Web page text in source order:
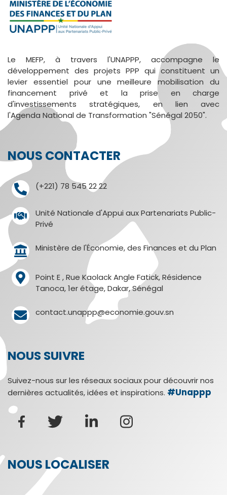
Le MEFP, à travers l'UNAPPP, accompagne le
développement des projets PPP qui constituent un
levier essentiel pour une meilleure mobilisation du
financement privé et la prise en charge
d'investissements stratégiques, en lien avec
l'Agenda National de Transformation "Sénégal 2050".
NOUS CONTACTER
(+221) 78 545 22 22
Unité Nationale d'Appui aux Partenariats Public-
Privé
Ministère de l'Économie, des Finances et du Plan
Point E , Rue Kaolack Angle Fatick, Résidence
Tanoca, 1er étage, Dakar, Sénégal
contact.unappp@economie.gouv.sn
NOUS SUIVRE
Suivez-nous sur les réseaux sociaux pour découvrir nos
dernières actualités, idées et inspirations. #Unappp
NOUS LOCALISER